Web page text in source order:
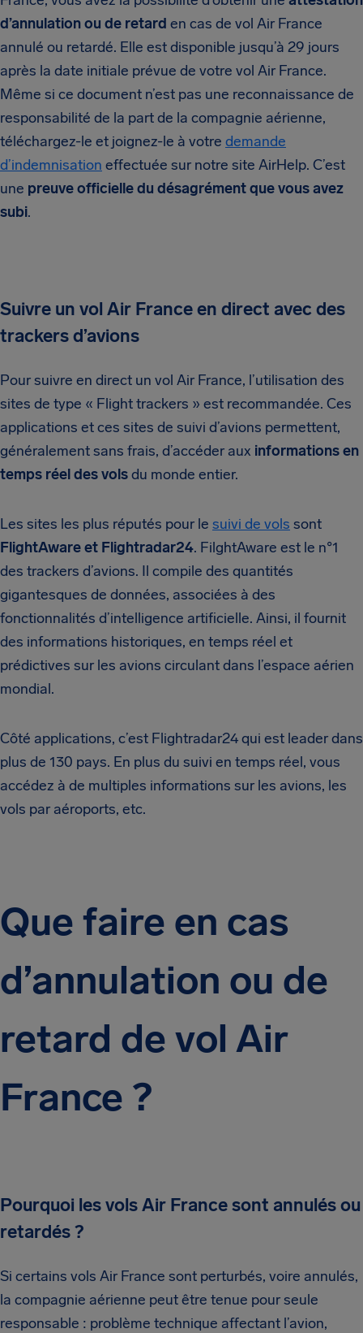
d’annulation ou de retard en cas de vol Air France
annulé ou retardé. Elle est disponible jusqu’à 29 jours
après la date initiale prévue de votre vol Air France.
Même si ce document n’est pas une reconnaissance de
responsabilité de la part de la compagnie aérienne,
téléchargez-le et joignez-le à votre demande
d’indemnisation effectuée sur notre site AirHelp. C’est
une preuve officielle du désagrément que vous avez
subi.
Suivre un vol Air France en direct avec des
trackers d’avions
Pour suivre en direct un vol Air France, l’utilisation des
sites de type « Flight trackers » est recommandée. Ces
applications et ces sites de suivi d’avions permettent,
généralement sans frais, d’accéder aux informations en
temps réel des volsdu monde entier.
Les sites les plus réputés pour le suivi de vols sont
FlightAware et Flightradar24. FilghtAware est le n°1
des trackers d’avions. Il compile des quantités
gigantesques de données, associées à des
fonctionnalités d’intelligence artificielle. Ainsi, il fournit
des informations historiques, en temps réel et
prédictives sur les avions circulant dans l’espace aérien
mondial.
Côté applications, c’est Flightradar24 qui est leader dans
plus de 130 pays. En plus du suivi en temps réel, vous
accédez à de multiples informations sur les avions, les
vols par aéroports, etc.
Que faire en cas
d’annulation ou de
retard de vol Air
France ?
Pourquoi les vols Air France sont annulés ou
retardés ?
Si certains vols Air France sont perturbés, voire annulés,
la compagnie aérienne peut être tenue pour seule
responsable : problème technique affectant l’avion,